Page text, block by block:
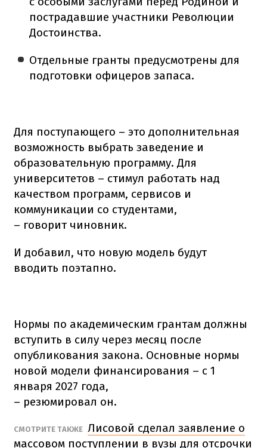
пострадавшие участники Революции
Достоинства.
Отдельные гранты предусмотрены для
подготовки офицеров запаса.
Для поступающего – это дополнительная
возможность выбрать заведение и
образовательную программу. Для
университетов – стимул работать над
качеством программ, сервисов и
коммуникации со студентами,
– говорит чиновник.
И добавил, что новую модель будут
вводить поэтапно.
Нормы по академическим грантам должны
вступить в силу через месяц после
опубликования закона. Основные нормы
новой модели финансирования – с 1
января 2027 года,
– резюмировал он.
СМОТРИТЕ ТАКЖЕ Лисовой сделал заявление о
массовом поступлении в вузы для отсрочки